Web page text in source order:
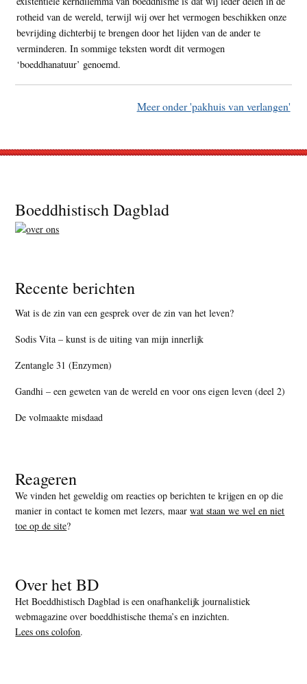
rotheid van de wereld, terwijl wij over het vermogen beschikken onze
bevrijding dichterbij te brengen door het lijden van de ander te
verminderen. In sommige teksten wordt dit vermogen
‘boeddhanatuur’ genoemd.
Meer onder 'pakhuis van verlangen'
Footer
Boeddhistisch Dagblad
Recente berichten
Wat is de zin van een gesprek over de zin van het leven?
Sodis Vita – kunst is de uiting van mijn innerlijk
Zentangle 31 (Enzymen)
Gandhi – een geweten van de wereld en voor ons eigen leven (deel 2)
De volmaakte misdaad
Reageren
We vinden het geweldig om reacties op berichten te krijgen en op die
manier in contact te komen met lezers, maarwat staan we wel en niet
toe op de site?
Over het BD
Het Boeddhistisch Dagblad is een onafhankelijk journalistiek
webmagazine over boeddhistische thema’s en inzichten.
Lees ons colofon.